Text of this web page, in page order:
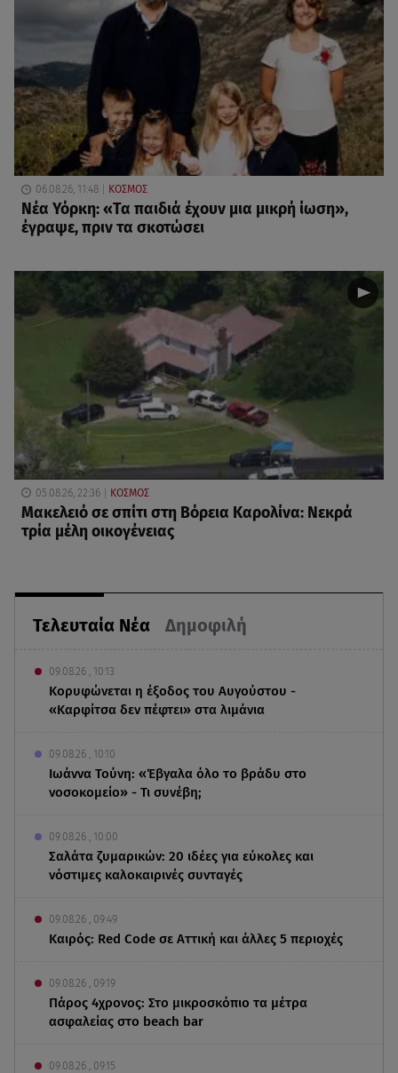
Τελευταία Νέα Δημοφιλή
09.08.26 , 10:13
Κορυφώνεται η έξοδος του Αυγούστου -
«Καρφίτσα δεν πέφτει» στα λιμάνια
09.08.26 , 10:10
Ιωάννα Τούνη: «Έβγαλα όλο το βράδυ στο
νοσοκομείο» - Τι συνέβη;
09.08.26 , 10:00
Σαλάτα ζυμαρικών: 20 ιδέες για εύκολες και
νόστιμες καλοκαιρινές συνταγές
09.08.26 , 09:49
Καιρός: Red Code σε Αττική και άλλες 5 περιοχές
09.08.26 , 09:19
Πάρος 4χρονος: Στο μικροσκόπιο τα μέτρα
ασφαλείας στο beach bar
09.08.26 , 09:15
06.08.26, 11:48 ΚΟΣΜΟΣ
Νέα Υόρκη: «Τα παιδιά έχουν μια μικρή ίωση»,
έγραψε, πριν τα σκοτώσει
05.08.26, 22:36 ΚΟΣΜΟΣ
Μακελειό σε σπίτι στη Βόρεια Καρολίνα: Νεκρά
τρία μέλη οικογένειας